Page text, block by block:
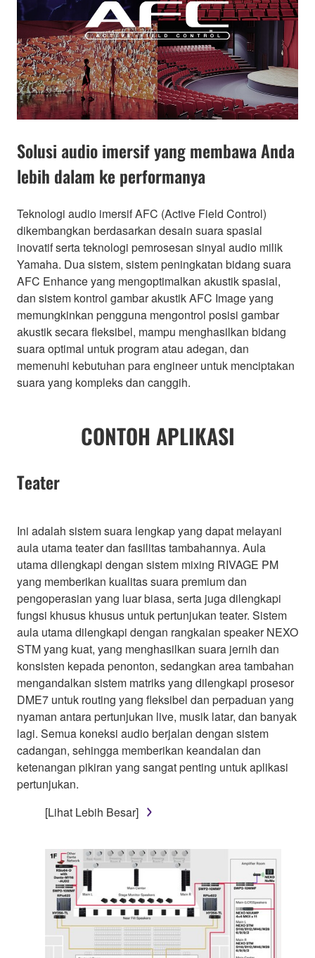
Solusi audio imersif yang membawa Anda
lebih dalam ke performanya
Teknologi audio imersif AFC (Active Field Control)
dikembangkan berdasarkan desain suara spasial
inovatif serta teknologi pemrosesan sinyal audio milik
Yamaha. Dua sistem, sistem peningkatan bidang suara
AFC Enhance yang mengoptimalkan akustik spasial,
dan sistem kontrol gambar akustik AFC Image yang
memungkinkan pengguna mengontrol posisi gambar
akustik secara fleksibel, mampu menghasilkan bidang
suara optimal untuk program atau adegan, dan
memenuhi kebutuhan para engineer untuk menciptakan
suara yang kompleks dan canggih.
CONTOH APLIKASI
Teater
Ini adalah sistem suara lengkap yang dapat melayani
aula utama teater dan fasilitas tambahannya. Aula
utama dilengkapi dengan sistem mixing RIVAGE PM
yang memberikan kualitas suara premium dan
pengoperasian yang luar biasa, serta juga dilengkapi
fungsi khusus khusus untuk pertunjukan teater. Sistem
aula utama dilengkapi dengan rangkaian speaker NEXO
STM yang kuat, yang menghasilkan suara jernih dan
konsisten kepada penonton, sedangkan area tambahan
mengandalkan sistem matriks yang dilengkapi prosesor
DME7 untuk routing yang fleksibel dan perpaduan yang
nyaman antara pertunjukan live, musik latar, dan banyak
lagi. Semua koneksi audio berjalan dengan sistem
cadangan, sehingga memberikan keandalan dan
ketenangan pikiran yang sangat penting untuk aplikasi
pertunjukan.
[Lihat Lebih Besar]